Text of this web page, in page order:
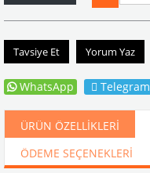
Tavsiye Et Yorum Yaz
WhatsApp Telegram
ÜRÜN ÖZELLIKLERI
ÖDEME SEÇENEKLERI